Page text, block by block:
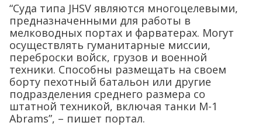
“Суда типа JHSV являются многоцелевыми,
предназначенными для работы в
мелководных портах и фарватерах. Могут
осуществлять гуманитарные миссии,
переброски войск, грузов и военной
техники. Способны размещать на своем
борту пехотный батальон или другие
подразделения среднего размера со
штатной техникой, включая танки M-1
Abrams”, – пишет портал.